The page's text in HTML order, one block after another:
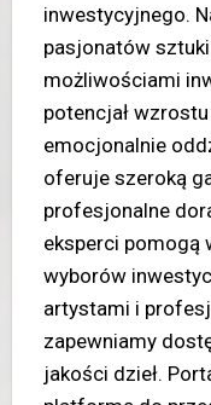
inwestycyjnego.
pasjonatów
możliwościami
potencjał
emocjonalnie
oferuje szeroką
profesjonalne
eksperci pomogą
wyborów
artystami i
zapewniamy
jakości dzieł.